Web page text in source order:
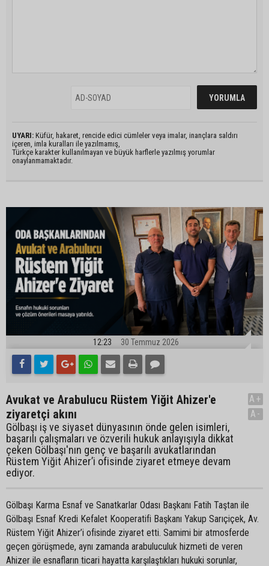
UYARI: Küfür, hakaret, rencide edici cümleler veya imalar, inançlara saldırı
içeren, imla kuralları ile yazılmamış,
Türkçe karakter kullanılmayan ve büyük harflerle yazılmış yorumlar
onaylanmamaktadır.
12:23 30 Temmuz 2026
Avukat ve Arabulucu Rüstem Yiğit Ahizer'e
ziyaretçi akını
Gölbaşı iş ve siyaset dünyasının önde gelen isimleri,
başarılı çalışmaları ve özverili hukuk anlayışıyla dikkat
çeken Gölbaşı'nın genç ve başarılı avukatlarından
Rüstem Yiğit Ahizer’i ofisinde ziyaret etmeye devam
ediyor.
A+
A-
Gölbaşı Karma Esnaf ve Sanatkarlar Odası Başkanı Fatih Taştan ile
Gölbaşı Esnaf Kredi Kefalet Kooperatifi Başkanı Yakup Sarıçiçek, Av.
Rüstem Yiğit Ahizer’i ofisinde ziyaret etti. Samimi bir atmosferde
geçen görüşmede, aynı zamanda arabuluculuk hizmeti de veren
Ahizer ile esnafların ticari hayatta karşılaştıkları hukuki sorunlar,